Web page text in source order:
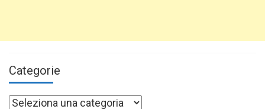
Categorie
Categorie